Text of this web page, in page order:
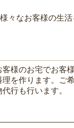
々なお客様の生活
客様のお宅でお客
理を作ります。ご
代行も行います。